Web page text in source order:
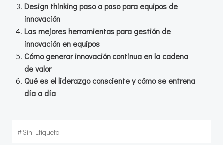
Design thinking paso a paso para equipos de
innovación
Las mejores herramientas para gestión de
innovación en equipos
Cómo generar innovación continua en la cadena
de valor
Qué es el liderazgo consciente y cómo se entrena
día a día
#Sin Etiqueta